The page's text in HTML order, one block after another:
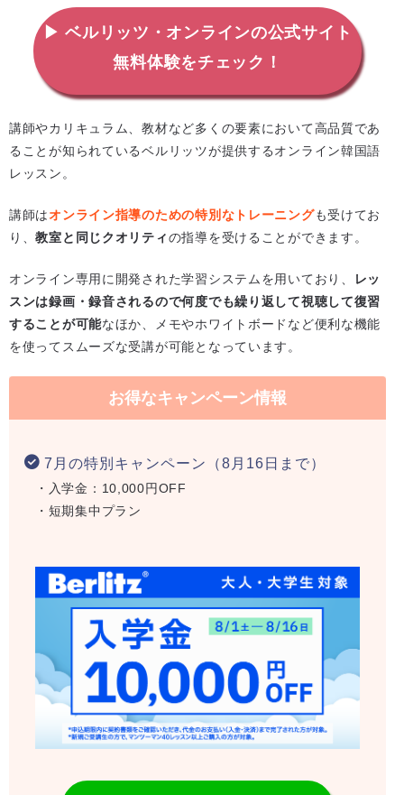
▶ ベルリッツ・オンラインの公式サイト
無料体験をチェック！
講師やカリキュラム、教材など多くの要素において高品質であ
ることが知られているベルリッツが提供するオンライン韓国語
レッスン。
講師はオンライン指導のための特別なトレーニングも受けてお
り、教室と同じクオリティの指導を受けることができます。
オンライン専用に開発された学習システムを用いており、
レッ
スンは録画・録音されるので何度でも繰り返して視聴して復習
することが可能なほか、メモやホワイトボードなど便利な機能
を使ってスムーズな受講が可能となっています。
お得なキャンペーン情報
7月の特別キャンペーン（8月16日まで）
・入学金：10,000円OFF
・短期集中プラン